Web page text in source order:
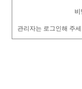
비
관리자는 로그인해 주